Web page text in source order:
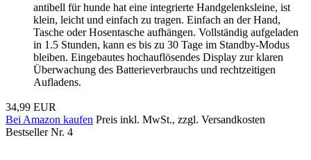
antibell für hunde hat eine integrierte Handgelenksleine, ist
klein, leicht und einfach zu tragen. Einfach an der Hand,
Tasche oder Hosentasche aufhängen. Vollständig aufgeladen
in 1.5 Stunden, kann es bis zu 30 Tage im Standby-Modus
bleiben. Eingebautes hochauflösendes Display zur klaren
Überwachung des Batterieverbrauchs und rechtzeitigen
Aufladens.
34,99 EUR
Bei Amazon kaufen Preis inkl. MwSt., zzgl. Versandkosten
Bestseller Nr. 4